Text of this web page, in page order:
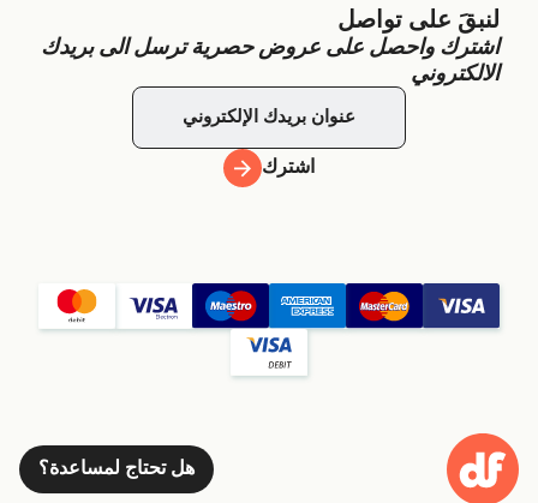
لنبقَ على تواصل
اشترك واحصل على عروض حصرية ترسل الى بريدك
الالكتروني
اشترك
هل تحتاج لمساعدة؟